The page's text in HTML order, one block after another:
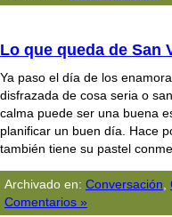
Lo que queda de San
Ya paso el día de los
disfrazada de cosa seria o
calma puede ser una buena
planificar un buen día. Hace
también tiene su pastel
Archivado en: Conversación
Comentarios »